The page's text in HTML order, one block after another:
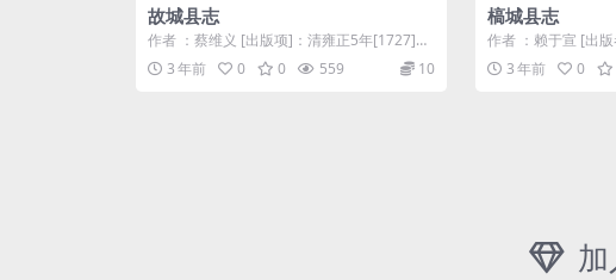
故城县志
作者 ：蔡维义 [出版项]：清雍正5年[1727]
[版本]：刻本 [总册数]：...
3 年前 0 0 559 10
槁城县志
作者 ：赖于宣 [出
项]：清康熙59年
3 年前 0